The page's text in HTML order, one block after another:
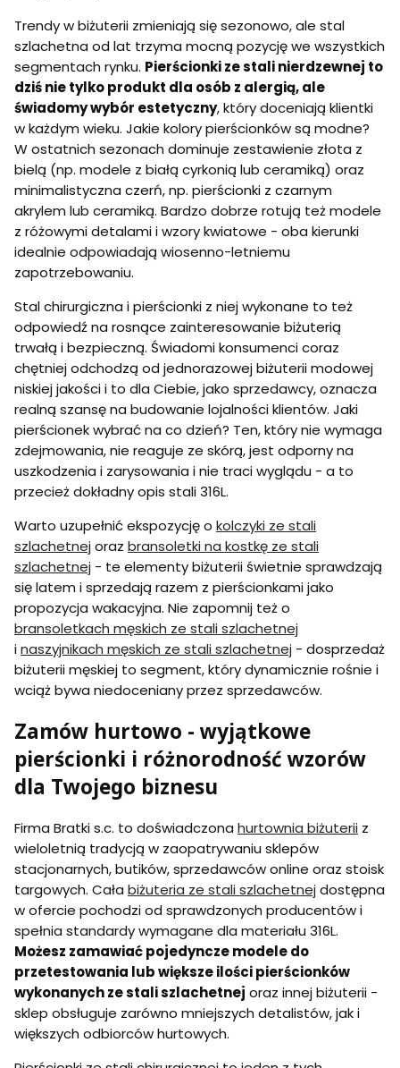
Trendy w biżuterii zmieniają się sezonowo, ale stal
szlachetna od lat trzyma mocną pozycję we wszystkich
segmentach rynku. Pierścionki ze stali nierdzewnej to
dziś nie tylko produkt dla osób z alergią, ale
świadomy wybór estetyczny, który doceniają klientki
w każdym wieku. Jakie kolory pierścionków są modne?
W ostatnich sezonach dominuje zestawienie złota z
bielą (np. modele z białą cyrkonią lub ceramiką) oraz
minimalistyczna czerń, np. pierścionki z czarnym
akrylem lub ceramiką. Bardzo dobrze rotują też modele
z różowymi detalami i wzory kwiatowe - oba kierunki
idealnie odpowiadają wiosenno-letniemu
zapotrzebowaniu.
Stal chirurgiczna i pierścionki z niej wykonane to też
odpowiedź na rosnące zainteresowanie biżuterią
trwałą i bezpieczną. Świadomi konsumenci coraz
chętniej odchodzą od jednorazowej biżuterii modowej
niskiej jakości i to dla Ciebie, jako sprzedawcy, oznacza
realną szansę na budowanie lojalności klientów. Jaki
pierścionek wybrać na co dzień? Ten, który nie wymaga
zdejmowania, nie reaguje ze skórą, jest odporny na
uszkodzenia i zarysowania i nie traci wyglądu - a to
przecież dokładny opis stali 316L.
Warto uzupełnić ekspozycję o kolczyki ze stali
szlachetnejoraz bransoletki na kostkę ze stali
szlachetnej - te elementy biżuterii świetnie sprawdzają
się latem i sprzedają razem z pierścionkami jako
propozycja wakacyjna. Nie zapomnij też o
bransoletkach męskich ze stali szlachetnej
inaszyjnikach męskich ze stali szlachetnej - dosprzedaż
biżuterii męskiej to segment, który dynamicznie rośnie i
wciąż bywa niedoceniany przez sprzedawców.
Zamów hurtowo - wyjątkowe
pierścionki i różnorodność wzorów
dla Twojego biznesu
Firma Bratki s.c. to doświadczona hurtownia biżuterii z
wieloletnią tradycją w zaopatrywaniu sklepów
stacjonarnych, butików, sprzedawców online oraz stoisk
targowych. Cała biżuteria ze stali szlachetnejdostępna
w ofercie pochodzi od sprawdzonych producentów i
spełnia standardy wymagane dla materiału 316L.
Możesz zamawiać pojedyncze modele do
przetestowania lub większe ilości pierścionków
wykonanych ze stali szlachetnej oraz innej biżuterii -
sklep obsługuje zarówno mniejszych detalistów, jak i
większych odbiorców hurtowych.